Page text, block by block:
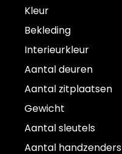
Kleur
Bekleding
Interieurkleur
Aantal deuren
Aantal zitplaatsen
Gewicht
Aantal sleutels
Aantal handzenders